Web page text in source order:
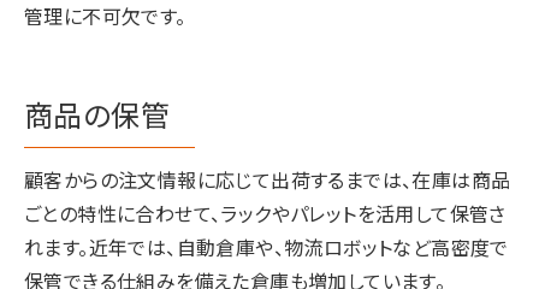
管理に不可欠です。
商品の保管
顧客からの注文情報に応じて出荷するまでは、在庫は商品
ごとの特性に合わせて、ラックやパレットを活用して保管さ
れます。近年では、自動倉庫や、物流ロボットなど高密度で
保管できる仕組みを備えた倉庫も増加しています。